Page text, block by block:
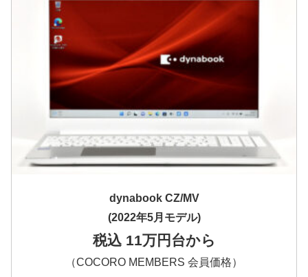
dynabook CZ/MV
(2022年5月モデル)
税込 11万円台から
（COCORO MEMBERS 会員価格）